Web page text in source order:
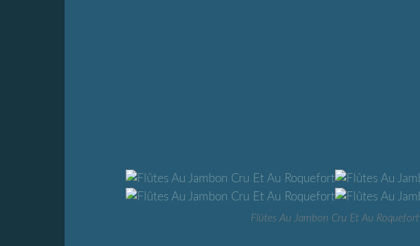
Flûtes Au Jambon Cru Et Au Roquefort